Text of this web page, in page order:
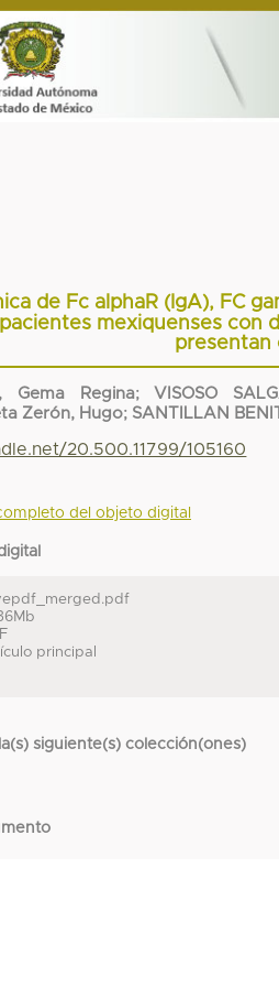
de Fc alphaR (IgA), FC
mexiquenses con
presentan
Gema Regina; VISOSO
Zerón, Hugo; SANTILLAN
20.500.11799/105160
del objeto digital
principal
siguiente(s) colección(ones)